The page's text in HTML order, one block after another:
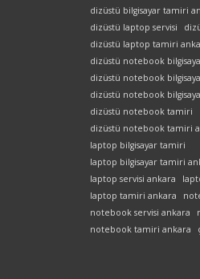
dizüstü bilgisayar tamiri
dizüstü laptop servisi
dizüstü laptop tamiri
dizüstü notebook
dizüstü notebook
dizüstü notebook
dizüstü notebook tamiri
dizüstü notebook tamiri
laptop bilgisayar tamiri
laptop bilgisayar tamiri
laptop servisi ankara
laptop tamiri ankara
notebook servisi ankara
notebook tamiri ankara